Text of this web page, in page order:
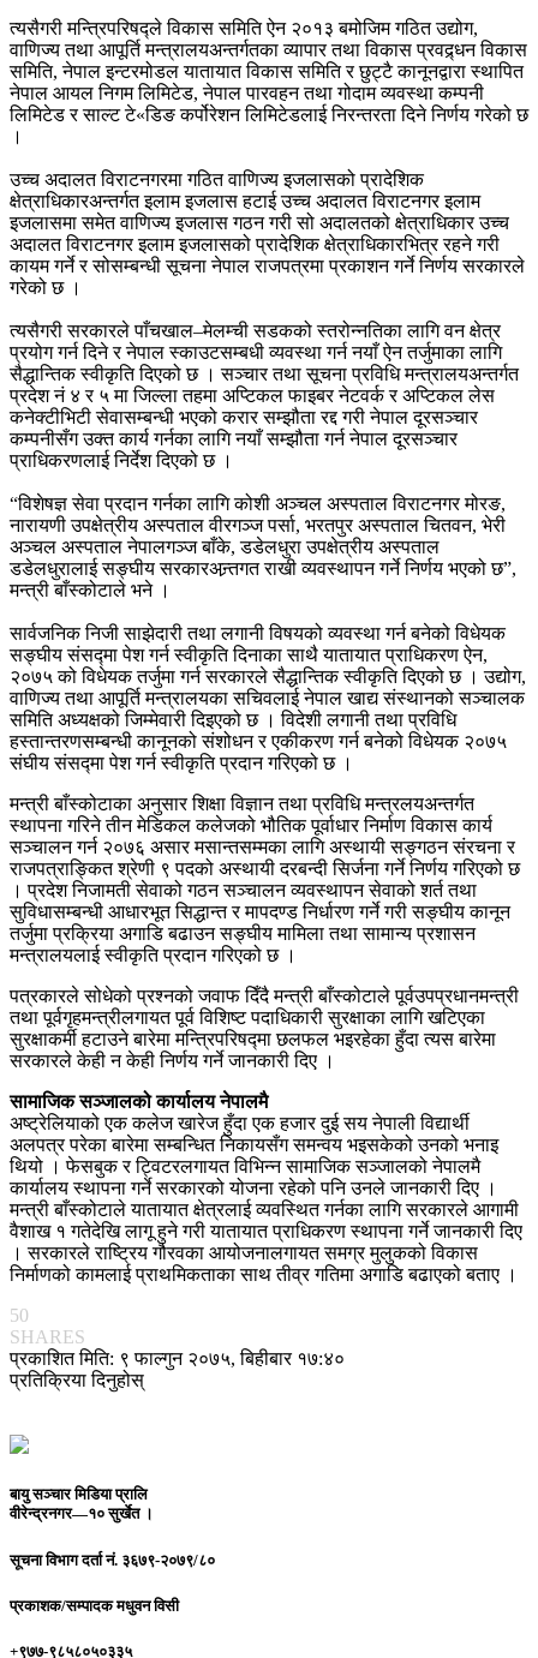
त्यसैगरी मन्त्रिपरिषद्ले विकास समिति ऐन २०१३ बमोजिम गठित उद्योग,
वाणिज्य तथा आपूर्ति मन्त्रालयअन्तर्गतका व्यापार तथा विकास प्रवद्र्धन विकास
समिति, नेपाल इन्टरमोडल यातायात विकास समिति र छुट्टै कानूनद्वारा स्थापित
नेपाल आयल निगम लिमिटेड, नेपाल पारवहन तथा गोदाम व्यवस्था कम्पनी
लिमिटेड र साल्ट टे«डिङ कर्पोरेशन लिमिटेडलाई निरन्तरता दिने निर्णय गरेको छ
।
उच्च अदालत विराटनगरमा गठित वाणिज्य इजलासको प्रादेशिक
क्षेत्राधिकारअन्तर्गत इलाम इजलास हटाई उच्च अदालत विराटनगर इलाम
इजलासमा समेत वाणिज्य इजलास गठन गरी सो अदालतको क्षेत्राधिकार उच्च
अदालत विराटनगर इलाम इजलासको प्रादेशिक क्षेत्राधिकारभित्र रहने गरी
कायम गर्ने र सोसम्बन्धी सूचना नेपाल राजपत्रमा प्रकाशन गर्ने निर्णय सरकारले
गरेको छ ।
त्यसैगरी सरकारले पाँचखाल–मेलम्ची सडकको स्तरोन्नतिका लागि वन क्षेत्र
प्रयोग गर्न दिने र नेपाल स्काउटसम्बधी व्यवस्था गर्न नयाँ ऐन तर्जुमाका लागि
सैद्धान्तिक स्वीकृति दिएको छ । सञ्चार तथा सूचना प्रविधि मन्त्रालयअन्तर्गत
प्रदेश नं ४ र ५ मा जिल्ला तहमा अप्टिकल फाइबर नेटवर्क र अप्टिकल लेस
कनेक्टीभिटी सेवासम्बन्धी भएको करार सम्झौता रद्द गरी नेपाल दूरसञ्चार
कम्पनीसँग उक्त कार्य गर्नका लागि नयाँ सम्झौता गर्न नेपाल दूरसञ्चार
प्राधिकरणलाई निर्देश दिएको छ ।
“विशेषज्ञ सेवा प्रदान गर्नका लागि कोशी अञ्चल अस्पताल विराटनगर मोरङ,
नारायणी उपक्षेत्रीय अस्पताल वीरगञ्ज पर्सा, भरतपुर अस्पताल चितवन, भेरी
अञ्चल अस्पताल नेपालगञ्ज बाँके, डडेलधुरा उपक्षेत्रीय अस्पताल
डडेलधुरालाई सङ्घीय सरकारअन्र्तगत राखी व्यवस्थापन गर्ने निर्णय भएको छ”,
मन्त्री बाँस्कोटाले भने ।
सार्वजनिक निजी साझेदारी तथा लगानी विषयको व्यवस्था गर्न बनेको विधेयक
सङ्घीय संसद्मा पेश गर्न स्वीकृति दिनाका साथै यातायात प्राधिकरण ऐन,
२०७५ को विधेयक तर्जुमा गर्न सरकारले सैद्धान्तिक स्वीकृति दिएको छ । उद्योग,
वाणिज्य तथा आपूर्ति मन्त्रालयका सचिवलाई नेपाल खाद्य संस्थानको सञ्चालक
समिति अध्यक्षको जिम्मेवारी दिइएको छ । विदेशी लगानी तथा प्रविधि
हस्तान्तरणसम्बन्धी कानूनको संशोधन र एकीकरण गर्न बनेको विधेयक २०७५
संघीय संसद्मा पेश गर्न स्वीकृति प्रदान गरिएको छ ।
मन्त्री बाँस्कोटाका अनुसार शिक्षा विज्ञान तथा प्रविधि मन्त्रलयअन्तर्गत
स्थापना गरिने तीन मेडिकल कलेजको भौतिक पूर्वाधार निर्माण विकास कार्य
सञ्चालन गर्न २०७६ असार मसान्तसम्मका लागि अस्थायी सङ्गठन संरचना र
राजपत्राङ्कित श्रेणी ९ पदको अस्थायी दरबन्दी सिर्जना गर्ने निर्णय गरिएको छ
। प्रदेश निजामती सेवाको गठन सञ्चालन व्यवस्थापन सेवाको शर्त तथा
सुविधासम्बन्धी आधारभूत सिद्धान्त र मापदण्ड निर्धारण गर्ने गरी सङ्घीय कानून
तर्जुमा प्रक्रिया अगाडि बढाउन सङ्घीय मामिला तथा सामान्य प्रशासन
मन्त्रालयलाई स्वीकृति प्रदान गरिएको छ ।
पत्रकारले सोधेको प्रश्नको जवाफ दिँदै मन्त्री बाँस्कोटाले पूर्वउपप्रधानमन्त्री
तथा पूर्वगृहमन्त्रीलगायत पूर्व विशिष्ट पदाधिकारी सुरक्षाका लागि खटिएका
सुरक्षाकर्मी हटाउने बारेमा मन्त्रिपरिषद्मा छलफल भइरहेका हुँदा त्यस बारेमा
सरकारले केही न केही निर्णय गर्ने जानकारी दिए ।
सामाजिक सञ्जालको कार्यालय नेपालमै
अष्ट्रेलियाको एक कलेज खारेज हुँदा एक हजार दुई सय नेपाली विद्यार्थी
अलपत्र परेका बारेमा सम्बन्धित निकायसँग समन्वय भइसकेको उनको भनाइ
थियो । फेसबुक र ट्विटरलगायत विभिन्न सामाजिक सञ्जालको नेपालमै
कार्यालय स्थापना गर्ने सरकारको योजना रहेको पनि उनले जानकारी दिए ।
मन्त्री बाँस्कोटाले यातायात क्षेत्रलाई व्यवस्थित गर्नका लागि सरकारले आगामी
वैशाख १ गतेदेखि लागू हुने गरी यातायात प्राधिकरण स्थापना गर्ने जानकारी दिए
। सरकारले राष्ट्रिय गौरवका आयोजनालगायत समग्र मुलुकको विकास
निर्माणको कामलाई प्राथमिकताका साथ तीव्र गतिमा अगाडि बढाएको बताए ।
50
SHARES
प्रकाशित मिति: ९ फाल्गुन २०७५, बिहीबार १७:४०
प्रतिक्रिया दिनुहोस्
बायु सञ्चार मिडिया प्रालि
वीरेन्द्रनगर—१० सुर्खेत ।
सूचना विभाग दर्ता नं. ३६७९-२०७९/८०
प्रकाशक/सम्पादकमधुवन विसी
+९७७-९८५८०५०३३५